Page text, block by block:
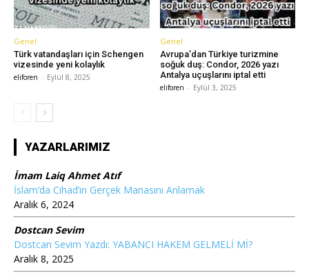
Genel
Türk vatandaşları için Schengen
vizesinde yeni kolaylık
eliforen - Eylül 8, 2025
Genel
Avrupa’dan Türkiye turizmine
soğuk duş: Condor, 2026 yazı
Antalya uçuşlarını iptal etti
eliforen - Eylül 3, 2025
YAZARLARIMIZ
İmam Laiq Ahmet Atıf
İslam’da Cihad’ın Gerçek Manasını Anlamak
Aralık 6, 2024
Dostcan Sevim
Dostcan Sevim Yazdı: YABANCI HAKEM GELMELİ Mİ?
Aralık 8, 2025